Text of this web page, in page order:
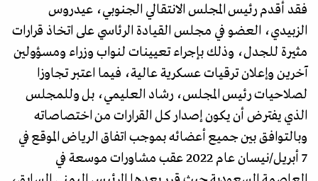
فقد أقدم رئيس المجلس الانتقالي الجنوبي، عيدروس
الزبيدي، العضو في مجلس القيادة الرئاسي على اتخاذ قرارات
مثيرة للجدل، وذلك بإجراء تعيينات لنواب وزراء ومسؤولين
آخرين وإعلان ترقيات عسكرية عالية، فيما اعتبر تجاوزا
لصلاحيات رئيس المجلس، رشاد العليمي، بل وللمجلس
الذي يفترض أن يكون إصدار كل القرارات من اختصاصاته
وبالتوافق بين جميع أعضائه بموجب اتفاق الرياض الموقع في
7 أبريل/نيسان عام 2022 عقب مشاورات موسعة في